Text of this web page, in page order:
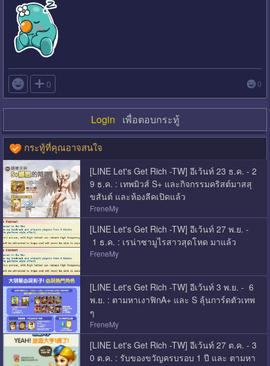
 0 0
Login เพื่อตอบกระทู้
กระทู้ที่คุณอาจสนใจ
[LINE Let's Get Rich -TW] อีเว้นท์ 23 ธ.ค. - 2
9 ธ.ค. : เทพมิวส์ S+ และกิจกรรมคริสต์มาสสุ
ขสันต์ และห้องลีคเปิดแล้ว
FreneMy
[LINE Let's Get Rich -TW] อีเว้นท์ 27 พ.ย. -
1 ธ.ค. : เรน่าซามูไรสาวสุดโหด มาแล้ว
FreneMy
[LINE Let's Get Rich -TW] อีเว้นท์ 3 พ.ย. - 6
พ.ย. : ตามหาเงาฟิกA+ และ S ลุ้นการ์ดตัวเทพ
ๆ
FreneMy
[LINE Let's Get Rich -TW] อีเว้นท์ 27 ต.ค. - 3
0 ต.ค. : รับของขวัญครบรอบ 1 ปี และ ตามหา